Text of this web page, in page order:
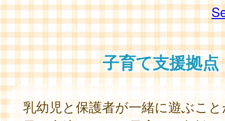
子育て支援拠点
乳幼児と保護者が一緒に遊ぶこ